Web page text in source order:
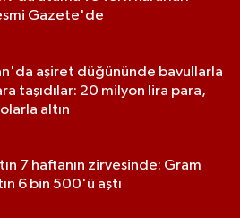
Gazete'de
aşiret düğününde bavullarla
taşıdılar: 20 milyon lira para,
altın
7 haftanın zirvesinde: Gram
6 bin 500'ü aştı